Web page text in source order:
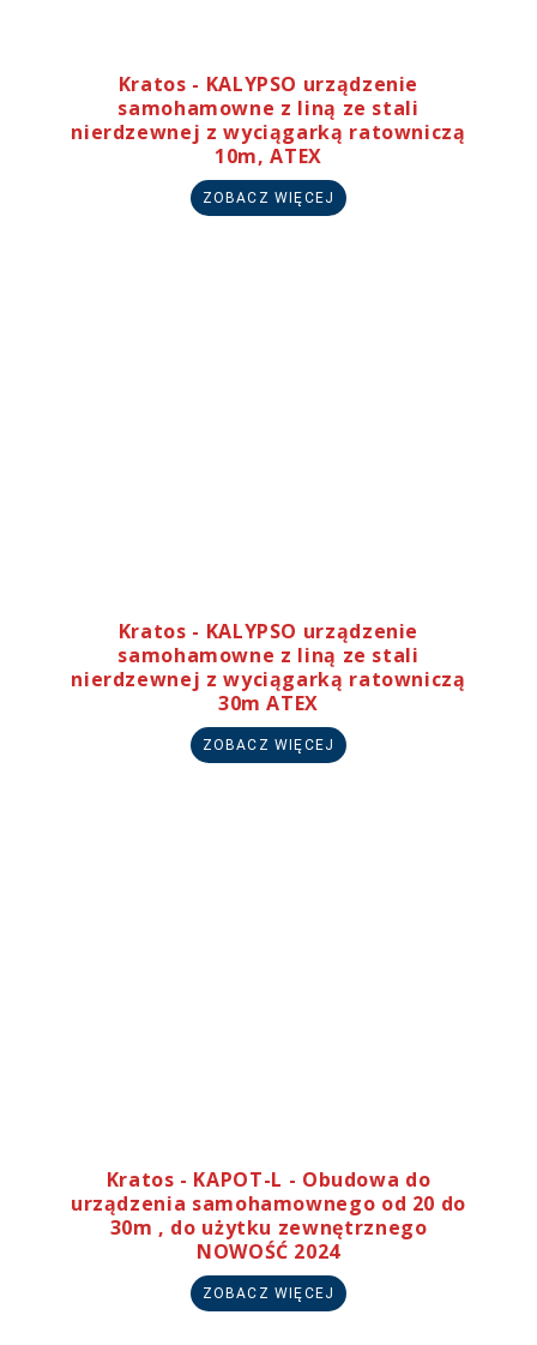
Kratos - KALYPSO urządzenie
samohamowne z liną ze stali
nierdzewnej z wyciągarką ratowniczą
10m, ATEX
ZOBACZ WIĘCEJ
Kratos - KALYPSO urządzenie
samohamowne z liną ze stali
nierdzewnej z wyciągarką ratowniczą
30m ATEX
ZOBACZ WIĘCEJ
Kratos - KAPOT-L - Obudowa do
urządzenia samohamownego od 20 do
30m , do użytku zewnętrznego
NOWOŚĆ 2024
ZOBACZ WIĘCEJ